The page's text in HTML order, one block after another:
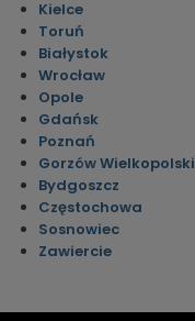
Kielce
Toruń
Białystok
Wrocław
Opole
Gdańsk
Poznań
Gorzów Wielkopolski
Bydgoszcz
Częstochowa
Sosnowiec
Zawiercie